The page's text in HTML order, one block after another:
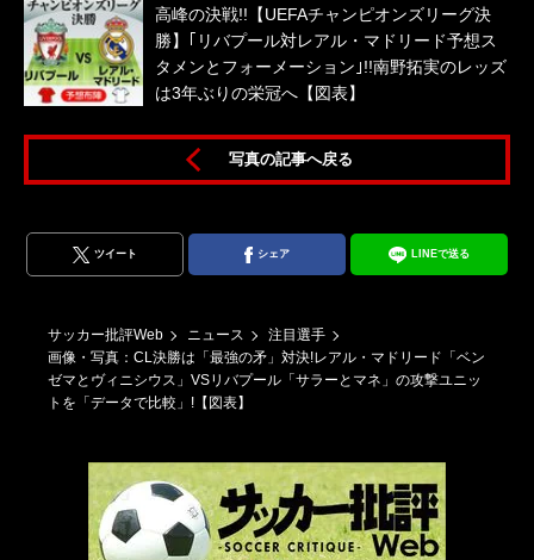
高峰の決戦!!【UEFAチャンピオンズリーグ決
勝】｢リバプール対レアル・マドリード予想ス
タメンとフォーメーション｣!!南野拓実のレッズ
は3年ぶりの栄冠へ【図表】
写真の記事へ戻る
ツイート シェア LINEで送る
サッカー批評Web ニュース
注目選手
画像・写真：CL決勝は「最強の矛」対決!レアル・マドリード「ベン
ゼマとヴィニシウス」VSリバプール「サラーとマネ」の攻撃ユニッ
トを「データで比較」!【図表】